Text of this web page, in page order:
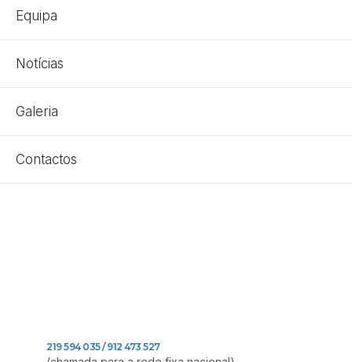
Equipa
Notícias
Galeria
Contactos
219 594 035 / 912 473 527